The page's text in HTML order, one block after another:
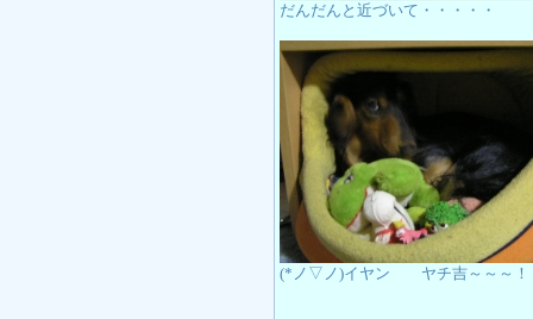
だんだんと近づいて・・・・・
(*ノ▽ノ)イヤン ヤチ吉～～～！